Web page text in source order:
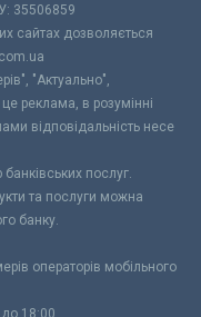
35506859
сайтах дозволяється
"Актуально",
реклама, в розумінні
відповідальність несе
послуг.
та послуги можна
банку.
операторів мобільного
до 18:00